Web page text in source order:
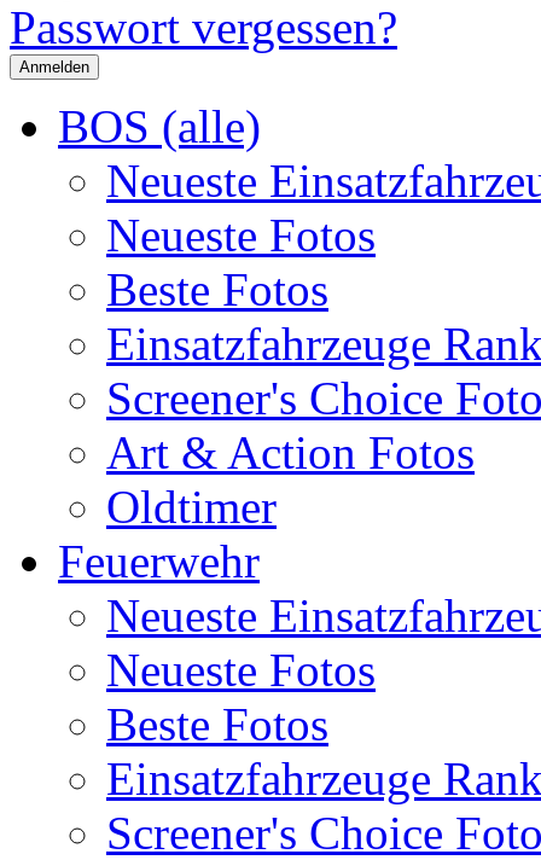
Passwort vergessen?
BOS (alle)
Neueste
Neueste Fotos
Beste Fotos
Einsatzfahrzeuge
Screener's Choice
Art & Action Fotos
Oldtimer
Feuerwehr
Neueste
Neueste Fotos
Beste Fotos
Einsatzfahrzeuge
Screener's Choice